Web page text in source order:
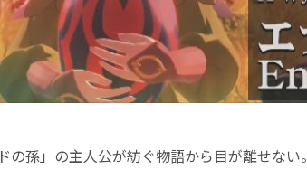
孫」の主人公が紡ぐ物語から目が離せない。